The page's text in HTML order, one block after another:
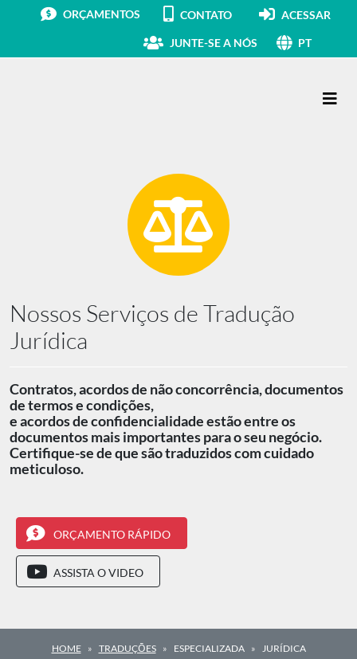
ORÇAMENTOS CONTATO ACESSAR
JUNTE-SE A NÓS PT
Nossos Serviços de Tradução
Jurídica
Contratos, acordos de não concorrência, documentos
de termos e condições,
e acordos de confidencialidade estão entre os
documentos mais importantes para o seu negócio.
Certifique-se de que são traduzidos com cuidado
meticuloso.
ORÇAMENTO RÁPIDO
ASSISTA O VIDEO
HOME TRADUÇŌES ESPECIALIZADA JURÍDICA